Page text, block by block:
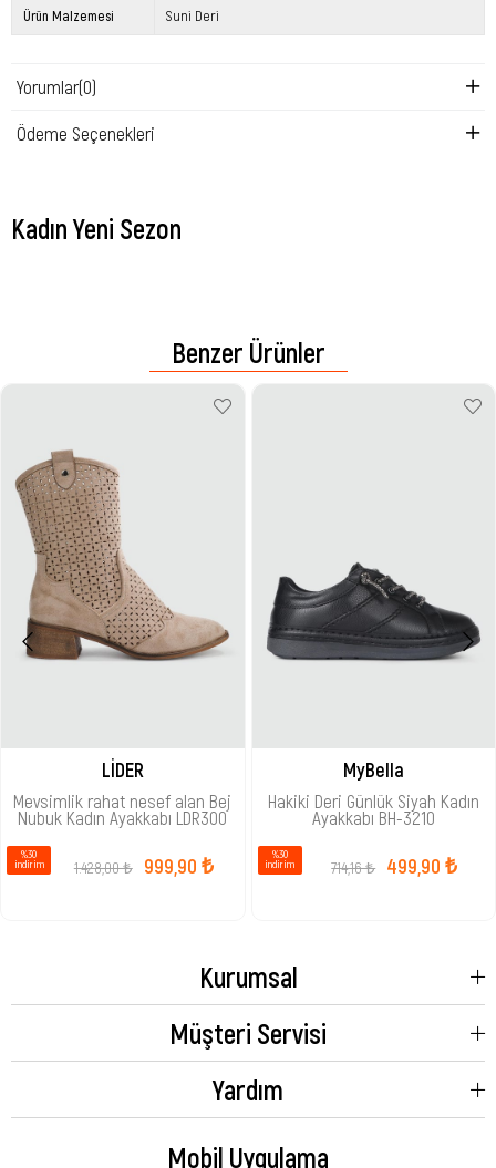
Ürün Malzemesi Suni Deri
Yorumlar(0)
Ödeme Seçenekleri
Kadın Yeni Sezon
Benzer Ürünler
LİDER
Mevsimlik rahat nesef alan Bej
Nubuk Kadın Ayakkabı LDR300
999,90 ₺
1.428,00 ₺
%30
i̇ndirim
MyBella
Hakiki Deri Günlük Siyah Kadın
Ayakkabı BH-3210
499,90 ₺
714,16 ₺
%30
i̇ndirim
Kurumsal
Müşteri Servisi
Yardım
Mobil Uygulama